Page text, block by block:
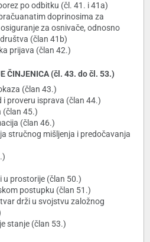
po odbitku (čl. 41. i 41a)
doprinosima za
za osnivače, odnosno
(član 41b)
prijava (član 42.)
ČINJENICA (čl. 43. do čl. 53.)
(član 43.)
i proveru isprava (član 44.)
(član 45.)
(član 46.)
stručnog mišljenja i predočavanja
u prostorije (član 50.)
postupku (član 51.)
drži u svojstvu založnog
stanje (član 53.)